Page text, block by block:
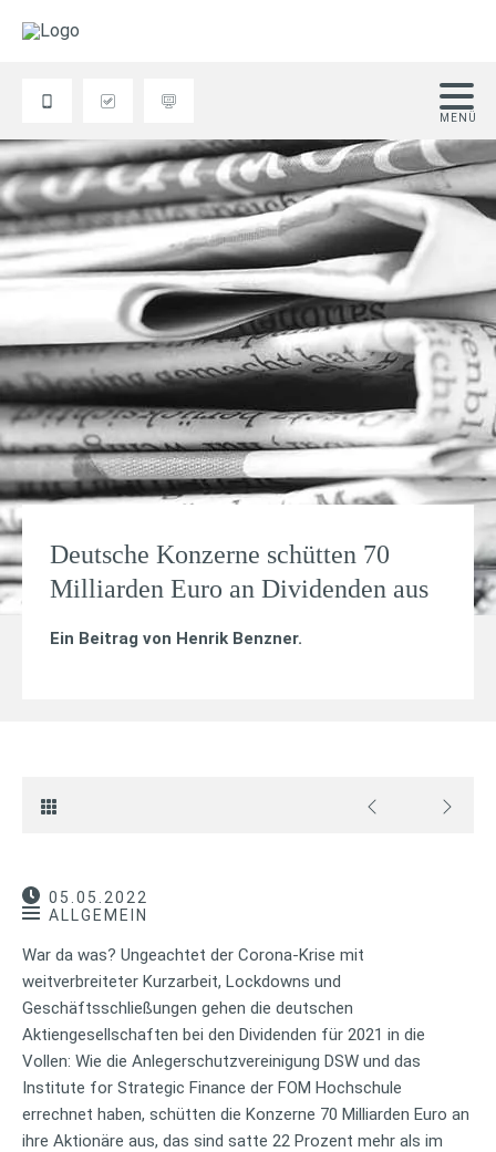
Deutsche Konzerne schütten 70
Milliarden Euro an Dividenden aus
Ein Beitrag von Henrik Benzner.
05.05.2022
ALLGEMEIN
War da was? Ungeachtet der Corona-Krise mit
weitverbreiteter Kurzarbeit, Lockdowns und
Geschäftsschließungen gehen die deutschen
Aktiengesellschaften bei den Dividenden für 2021 in die
Vollen: Wie die Anlegerschutzvereinigung DSW und das
Institute for Strategic Finance der FOM Hochschule
errechnet haben, schütten die Konzerne 70 Milliarden Euro an
ihre Aktionäre aus, das sind satte 22 Prozent mehr als im